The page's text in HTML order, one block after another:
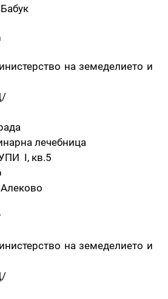
на земеделието и
лечебница
I, кв.5
на земеделието и